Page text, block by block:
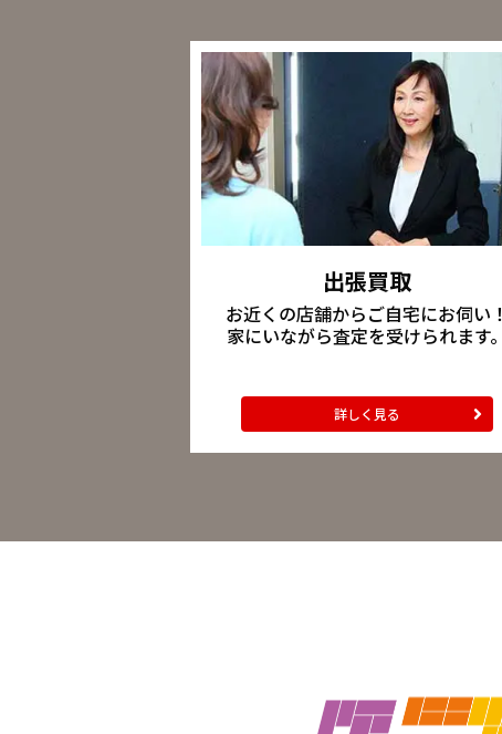
出張買取
お近くの店舗からご自宅にお伺い！
家にいながら査定を受けられます。
詳しく見る